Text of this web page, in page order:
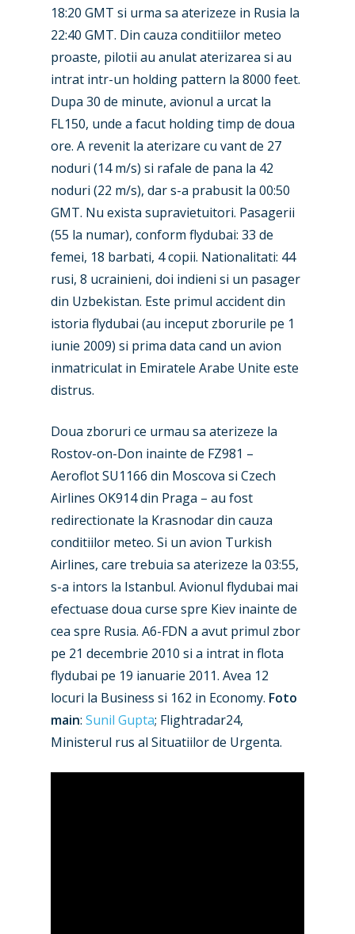
18:20 GMT si urma sa aterizeze in Rusia la
22:40 GMT. Din cauza conditiilor meteo
proaste, pilotii au anulat aterizarea si au
intrat intr-un holding pattern la 8000 feet.
Dupa 30 de minute, avionul a urcat la
FL150, unde a facut holding timp de doua
ore. A revenit la aterizare cu vant de 27
noduri (14 m/s) si rafale de pana la 42
noduri (22 m/s), dar s-a prabusit la 00:50
GMT. Nu exista supravietuitori. Pasagerii
(55 la numar), conform flydubai: 33 de
femei, 18 barbati, 4 copii. Nationalitati: 44
rusi, 8 ucrainieni, doi indieni si un pasager
din Uzbekistan. Este primul accident din
istoria flydubai (au inceput zborurile pe 1
iunie 2009) si prima data cand un avion
inmatriculat in Emiratele Arabe Unite este
distrus.
Doua zboruri ce urmau sa aterizeze la
Rostov-on-Don inainte de FZ981 –
Aeroflot SU1166 din Moscova si Czech
Airlines OK914 din Praga – au fost
redirectionate la Krasnodar din cauza
conditiilor meteo. Si un avion Turkish
Airlines, care trebuia sa aterizeze la 03:55,
s-a intors la Istanbul. Avionul flydubai mai
efectuase doua curse spre Kiev inainte de
cea spre Rusia. A6-FDN a avut primul zbor
pe 21 decembrie 2010 si a intrat in flota
flydubai pe 19 ianuarie 2011. Avea 12
locuri la Business si 162 in Economy. Foto
main: Sunil Gupta; Flightradar24,
Ministerul rus al Situatiilor de Urgenta.
New Routes
Industry
Accidents / Incidents
Airshows
Dubai 2025
Paris 2025
Farnborough 2024
Paris 2023
Farnborough 2022
Business Jets
Military
Trip Reports
Marketplace
Jobs
Contact